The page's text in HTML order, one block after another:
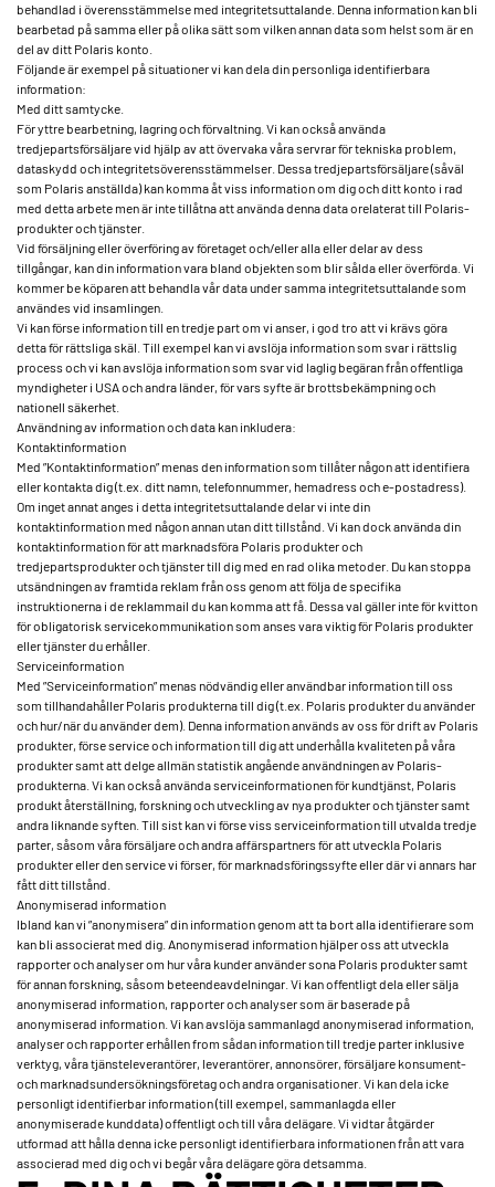
behandlad i överensstämmelse med integritetsuttalande. Denna information kan bli
bearbetad på samma eller på olika sätt som vilken annan data som helst som är en
del av ditt Polaris konto.
Följande är exempel på situationer vi kan dela din personliga identifierbara
information:
Med ditt samtycke.
För yttre bearbetning, lagring och förvaltning. Vi kan också använda
tredjepartsförsäljare vid hjälp av att övervaka våra servrar för tekniska problem,
dataskydd och integritetsöverensstämmelser. Dessa tredjepartsförsäljare (såväl
som Polaris anställda) kan komma åt viss information om dig och ditt konto i rad
med detta arbete men är inte tillåtna att använda denna data orelaterat till Polaris-
produkter och tjänster.
Vid försäljning eller överföring av företaget och/eller alla eller delar av dess
tillgångar, kan din information vara bland objekten som blir sålda eller överförda. Vi
kommer be köparen att behandla vår data under samma integritetsuttalande som
användes vid insamlingen.
Vi kan förse information till en tredje part om vi anser, i god tro att vi krävs göra
detta för rättsliga skäl. Till exempel kan vi avslöja information som svar i rättslig
process och vi kan avslöja information som svar vid laglig begäran från offentliga
myndigheter i USA och andra länder, för vars syfte är brottsbekämpning och
nationell säkerhet.
Användning av information och data kan inkludera:
Kontaktinformation
Med ”Kontaktinformation” menas den information som tillåter någon att identifiera
eller kontakta dig (t.ex. ditt namn, telefonnummer, hemadress och e-postadress).
Om inget annat anges i detta integritetsuttalande delar vi inte din
kontaktinformation med någon annan utan ditt tillstånd. Vi kan dock använda din
kontaktinformation för att marknadsföra Polaris produkter och
tredjepartsprodukter och tjänster till dig med en rad olika metoder. Du kan stoppa
utsändningen av framtida reklam från oss genom att följa de specifika
instruktionerna i de reklammail du kan komma att få. Dessa val gäller inte för kvitton
för obligatorisk servicekommunikation som anses vara viktig för Polaris produkter
eller tjänster du erhåller.
Serviceinformation
Med ”Serviceinformation” menas nödvändig eller användbar information till oss
som tillhandahåller Polaris produkterna till dig (t.ex. Polaris produkter du använder
och hur/när du använder dem). Denna information används av oss för drift av Polaris
produkter, förse service och information till dig att underhålla kvaliteten på våra
produkter samt att delge allmän statistik angående användningen av Polaris-
produkterna. Vi kan också använda serviceinformationen för kundtjänst, Polaris
produkt återställning, forskning och utveckling av nya produkter och tjänster samt
andra liknande syften. Till sist kan vi förse viss serviceinformation till utvalda tredje
parter, såsom våra försäljare och andra affärspartners för att utveckla Polaris
produkter eller den service vi förser, för marknadsföringssyfte eller där vi annars har
fått ditt tillstånd.
Anonymiserad information
Ibland kan vi ”anonymisera” din information genom att ta bort alla identifierare som
kan bli associerat med dig. Anonymiserad information hjälper oss att utveckla
rapporter och analyser om hur våra kunder använder sona Polaris produkter samt
för annan forskning, såsom beteendeavdelningar. Vi kan offentligt dela eller sälja
anonymiserad information, rapporter och analyser som är baserade på
anonymiserad information. Vi kan avslöja sammanlagd anonymiserad information,
analyser och rapporter erhållen from sådan information till tredje parter inklusive
verktyg, våra tjänsteleverantörer, leverantörer, annonsörer, försäljare konsument-
och marknadsundersökningsföretag och andra organisationer. Vi kan dela icke
personligt identifierbar information (till exempel, sammanlagda eller
anonymiserade kunddata) offentligt och till våra delägare. Vi vidtar åtgärder
utformad att hålla denna icke personligt identifierbara informationen från att vara
associerad med dig och vi begår våra delägare göra detsamma.